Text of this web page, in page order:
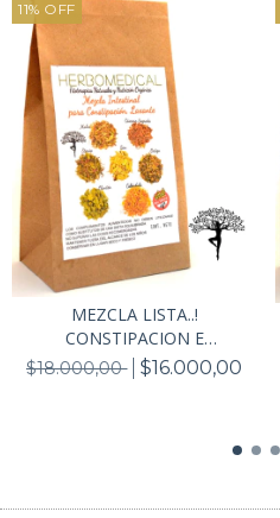
11% OFF
MEZCLA LISTA..!
CONSTIPACION E
INTESTINO...
$18.000,00 $16.000,00